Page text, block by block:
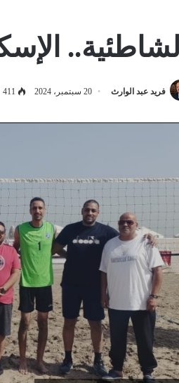
فريد عبد الوارث 20 سبتمبر، 2024 411